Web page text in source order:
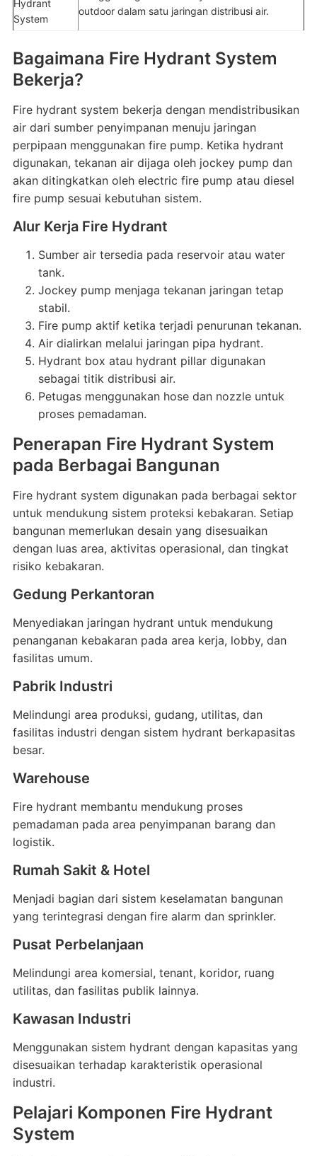
Hydrant
System
outdoor dalam satu jaringan distribusi air.
Bagaimana Fire Hydrant System
Bekerja?
Fire hydrant system bekerja dengan mendistribusikan
air dari sumber penyimpanan menuju jaringan
perpipaan menggunakan fire pump. Ketika hydrant
digunakan, tekanan air dijaga oleh jockey pump dan
akan ditingkatkan oleh electric fire pump atau diesel
fire pump sesuai kebutuhan sistem.
Alur Kerja Fire Hydrant
Sumber air tersedia pada reservoir atau water
tank.
Jockey pump menjaga tekanan jaringan tetap
stabil.
Fire pump aktif ketika terjadi penurunan tekanan.
Air dialirkan melalui jaringan pipa hydrant.
Hydrant box atau hydrant pillar digunakan
sebagai titik distribusi air.
Petugas menggunakan hose dan nozzle untuk
proses pemadaman.
Penerapan Fire Hydrant System
pada Berbagai Bangunan
Fire hydrant system digunakan pada berbagai sektor
untuk mendukung sistem proteksi kebakaran. Setiap
bangunan memerlukan desain yang disesuaikan
dengan luas area, aktivitas operasional, dan tingkat
risiko kebakaran.
Gedung Perkantoran
Menyediakan jaringan hydrant untuk mendukung
penanganan kebakaran pada area kerja, lobby, dan
fasilitas umum.
Pabrik Industri
Melindungi area produksi, gudang, utilitas, dan
fasilitas industri dengan sistem hydrant berkapasitas
besar.
Warehouse
Fire hydrant membantu mendukung proses
pemadaman pada area penyimpanan barang dan
logistik.
Rumah Sakit & Hotel
Menjadi bagian dari sistem keselamatan bangunan
yang terintegrasi dengan fire alarm dan sprinkler.
Pusat Perbelanjaan
Melindungi area komersial, tenant, koridor, ruang
utilitas, dan fasilitas publik lainnya.
Kawasan Industri
Menggunakan sistem hydrant dengan kapasitas yang
disesuaikan terhadap karakteristik operasional
industri.
Pelajari Komponen Fire Hydrant
System